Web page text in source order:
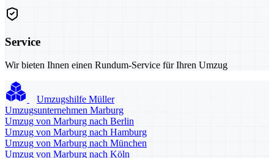
Service
Wir bieten Ihnen einen Rundum-Service für Ihren Umzug
Umzugshilfe Müller
Umzugsunternehmen Marburg
Umzug von Marburg nach Berlin
Umzug von Marburg nach Hamburg
Umzug von Marburg nach München
Umzug von Marburg nach Köln